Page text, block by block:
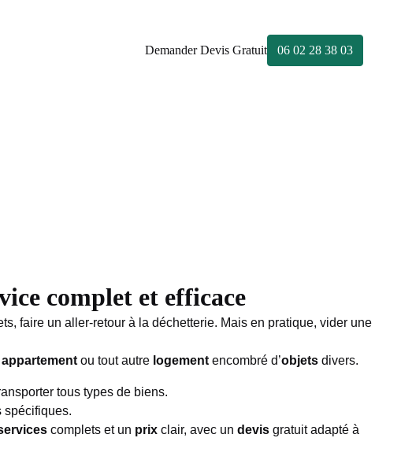
Demander Devis Gratuit
06 02 28 38 03
complet et efficace
faire un aller-retour à la déchetterie. Mais en pratique, vider une
appartement ou tout autre logement encombré d’objets divers.
tous types de biens.
spécifiques.
complets et un prix clair, avec un devis gratuit adapté à